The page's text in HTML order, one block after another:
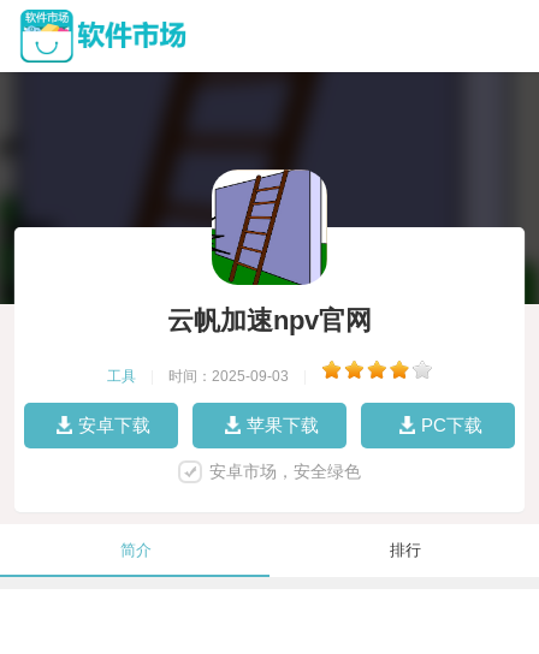
云帆加速npv官网
工具 时间：2025-09-03
安卓下载 苹果下载 PC下载
安卓市场，安全绿色
简介 排行